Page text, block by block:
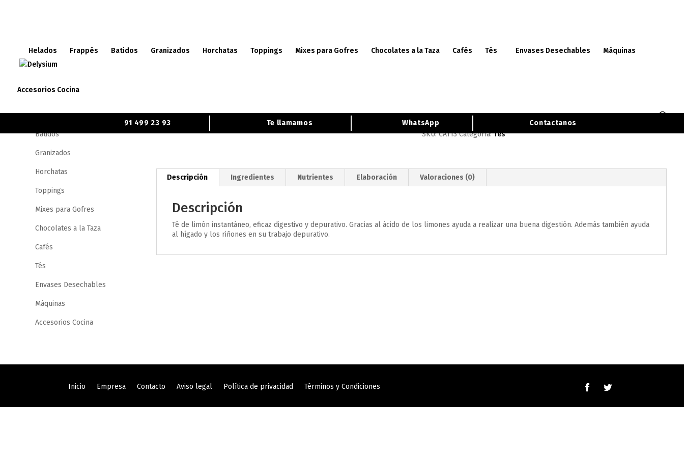
Helados Frappés Batidos Granizados Horchatas Toppings Mixes para Gofres Chocolates a la Taza Cafés Tés Envases Desechables Máquinas
Accesorios Cocina
91 499 23 93 Te llamamos WhatsApp Contactanos
X Cerrar
Política de privacidad.
de 1 kg)
SKU:CA113 Categoría:Tés
Descripción Ingredientes Nutrientes Elaboración Valoraciones (0)
Descripción
Té de limón instantáneo, eficaz digestivo y depurativo. Gracias al ácido de los limones ayuda a realizar una buena digestión. Además también ayuda
al hígado y los riñones en su trabajo depurativo.
Frappés
Batidos
Granizados
Horchatas
Toppings
Mixes para Gofres
Chocolates a la Taza
Cafés
Tés
Envases Desechables
Máquinas
Accesorios Cocina
Inicio Empresa Contacto Aviso legal Política de privacidad Términos y Condiciones